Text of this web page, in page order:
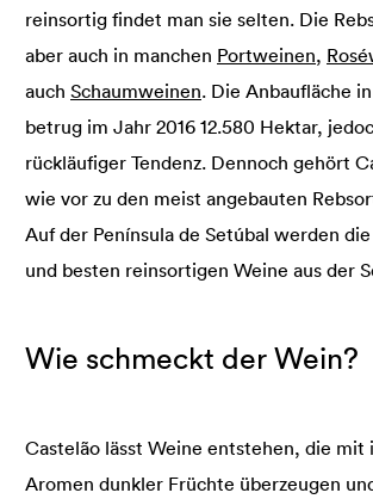
reinsortig findet man sie selten. Die
aber auch in manchen Portweinen,
auch Schaumweinen. Die Anbaufläche
betrug im Jahr 2016 12.580 Hektar,
rückläufiger Tendenz. Dennoch gehört
wie vor zu den meist angebauten
Auf der Península de Setúbal werden
und besten reinsortigen Weine aus der
Wie schmeckt der Wein?
Castelão lässt Weine entstehen, die mit
Aromen dunkler Früchte überzeugen